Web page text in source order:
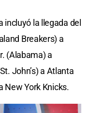
incluyó la llegada del
Breakers) a
(Alabama) a
John’s) a Atlanta
New York Knicks.